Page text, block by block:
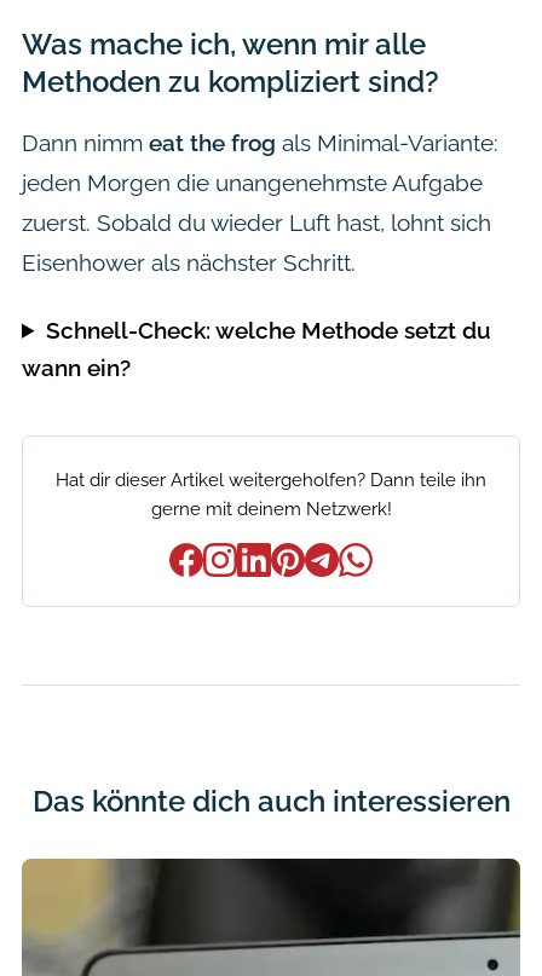
Was mache ich, wenn mir alle
Methoden zu kompliziert sind?
Dann nimm eat the frog als Minimal-Variante:
jeden Morgen die unangenehmste Aufgabe
zuerst. Sobald du wieder Luft hast, lohnt sich
Eisenhower als nächster Schritt.
Schnell-Check: welche Methode setzt du
wann ein?
Hat dir dieser Artikel weitergeholfen? Dann teile ihn
gerne mit deinem Netzwerk!
Das könnte dich auch interessieren